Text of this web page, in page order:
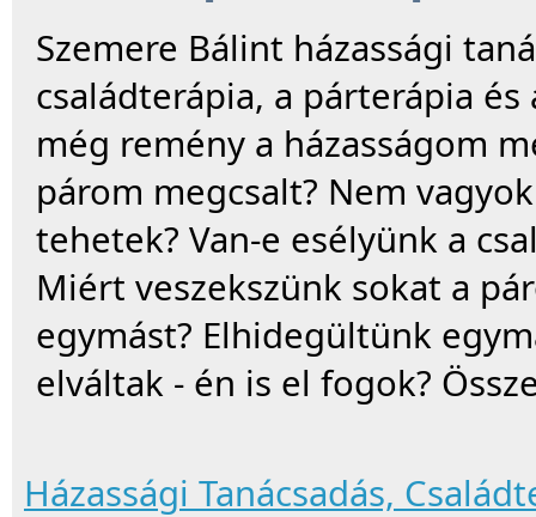
Szemere Bálint házassági
családterápia, a párterápia és
még remény a házasságom
párom megcsalt? Nem
tehetek? Van-e esélyünk a
Miért veszekszünk sokat a
egymást? Elhidegültünk
elváltak - én is el fogok?
Házassági Tanácsadás,